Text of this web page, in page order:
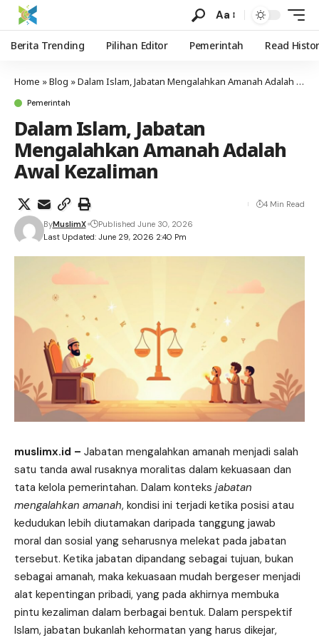
Aa
Berita Trending Pilihan Editor Pemerintah Read
Home »Blog »Dalam Islam, Jabatan Mengalahkan Amanah Adalah Awal Kezaliman
Pemerintah
Dalam Islam, Jabatan
Mengalahkan Amanah Adalah
Awal Kezaliman
Last Updated: June 29, 2026 2:40 Pm
ByMuslimX Published June 30, 2026
4 Min Read
muslimx.id – Jabatan mengalahkan amanah menjadi salah
satu tanda awal rusaknya moralitas dalam kekuasaan dan
tata kelola pemerintahan. Dalam konteks jabatan
mengalahkan amanah, kondisi ini terjadi ketika posisi atau
kedudukan lebih diutamakan daripada tanggung jawab
moral dan sosial yang seharusnya melekat pada jabatan
tersebut. Ketika jabatan dipandang sebagai tujuan, bukan
sebagai amanah, maka kekuasaan mudah bergeser menjadi
alat kepentingan pribadi, yang pada akhirnya membuka
pintu kezaliman dalam berbagai bentuk. Dalam perspektif
Islam, jabatan bukanlah kehormatan yang harus dikejar,